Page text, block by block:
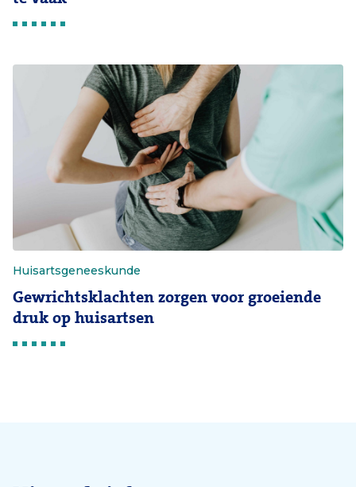
Huisartsgeneeskunde
Gewrichtsklachten zorgen voor groeiende
druk op huisartsen